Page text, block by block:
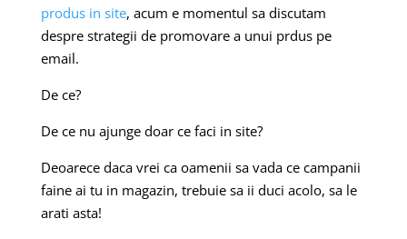
produs in site, acum e momentul sa discutam
despre strategii de promovare a unui prdus pe
email.
De ce?
De ce nu ajunge doar ce faci in site?
Deoarece daca vrei ca oamenii sa vada ce campanii
faine ai tu in magazin, trebuie sa ii duci acolo, sa le
arati asta!